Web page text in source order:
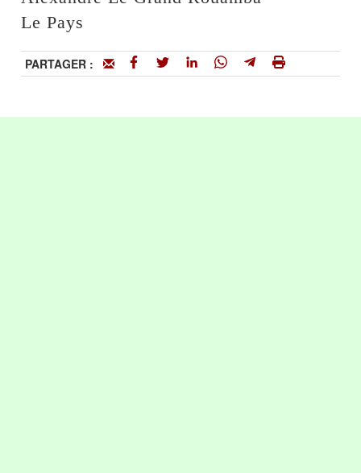
Le Pays
PARTAGER :